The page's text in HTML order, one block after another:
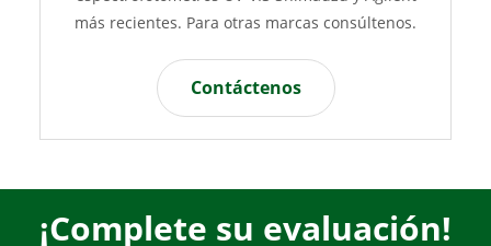
recientes. Para otras marcas consúltenos.
Contáctenos
¡Complete su evaluación!